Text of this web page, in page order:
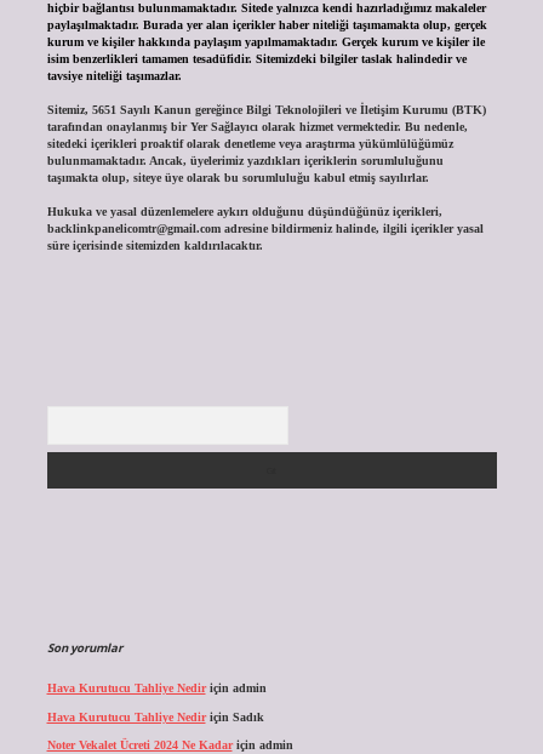
hiçbir bağlantısı bulunmamaktadır. Sitede yalnızca kendi hazırladığımız makaleler
paylaşılmaktadır. Burada yer alan içerikler haber niteliği taşımamakta olup, gerçek
kurum ve kişiler hakkında paylaşım yapılmamaktadır. Gerçek kurum ve kişiler ile
isim benzerlikleri tamamen tesadüfidir. Sitemizdeki bilgiler taslak halindedir ve
tavsiye niteliği taşımazlar.
Sitemiz, 5651 Sayılı Kanun gereğince Bilgi Teknolojileri ve İletişim Kurumu (BTK)
tarafından onaylanmış bir Yer Sağlayıcı olarak hizmet vermektedir. Bu nedenle,
sitedeki içerikleri proaktif olarak denetleme veya araştırma yükümlülüğümüz
bulunmamaktadır. Ancak, üyelerimiz yazdıkları içeriklerin sorumluluğunu
taşımakta olup, siteye üye olarak bu sorumluluğu kabul etmiş sayılırlar.
Hukuka ve yasal düzenlemelere aykırı olduğunu düşündüğünüz içerikleri,
backlinkpanelicomtr@gmail.comadresine bildirmeniz halinde, ilgili içerikler yasal
süre içerisinde sitemizden kaldırılacaktır.
Son yorumlar
Hava Kurutucu Tahliye Nediriçin admin
Hava Kurutucu Tahliye Nediriçin Sadık
Noter Vekalet Ücreti 2024 Ne Kadariçin admin